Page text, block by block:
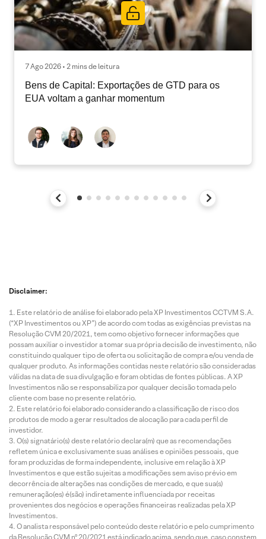
7 Ago 2026 • 2 mins de leitura
Bens de Capital: Exportações de GTD para os
EUA voltam a ganhar momentum
Disclaimer:
Este relatório de análise foi elaborado pela XP Investimentos CCTVM S.A.
(“XP Investimentos ou XP”) de acordo com todas as exigências previstas na
Resolução CVM 20/2021, tem como objetivo fornecer informações que
possam auxiliar o investidor a tomar sua própria decisão de investimento, não
constituindo qualquer tipo de oferta ou solicitação de compra e/ou venda de
qualquer produto. As informações contidas neste relatório são consideradas
válidas na data de sua divulgação e foram obtidas de fontes públicas. A XP
Investimentos não se responsabiliza por qualquer decisão tomada pelo
cliente com base no presente relatório.
Este relatório foi elaborado considerando a classificação de risco dos
produtos de modo a gerar resultados de alocação para cada perfil de
investidor.
O(s) signatário(s) deste relatório declara(m) que as recomendações
refletem única e exclusivamente suas análises e opiniões pessoais, que
foram produzidas de forma independente, inclusive em relação à XP
Investimentos e que estão sujeitas a modificações sem aviso prévio em
decorrência de alterações nas condições de mercado, e que sua(s)
remuneração(es) é(são) indiretamente influenciada por receitas
provenientes dos negócios e operações financeiras realizadas pela XP
Investimentos.
O analista responsável pelo conteúdo deste relatório e pelo cumprimento
da Resolução CVM nº 20/2021 está indicado acima, sendo que, caso constem